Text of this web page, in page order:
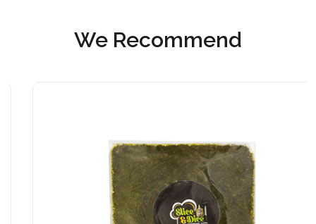
We Recommend